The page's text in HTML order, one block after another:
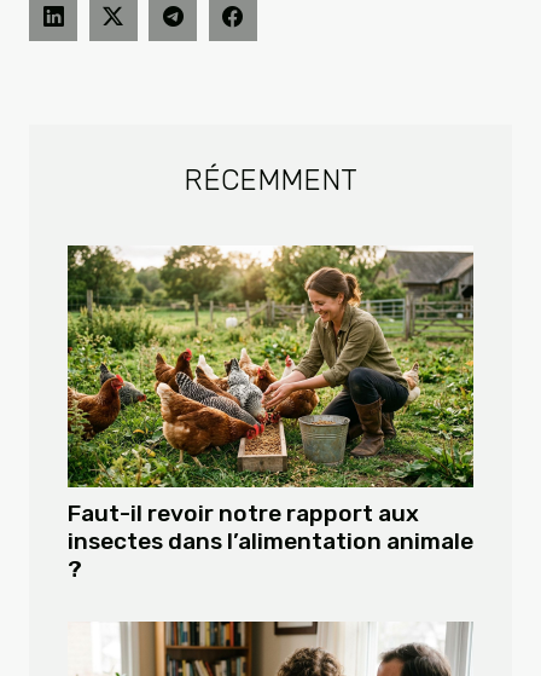
RÉCEMMENT
Faut-il revoir notre rapport aux
insectes dans l’alimentation animale
?